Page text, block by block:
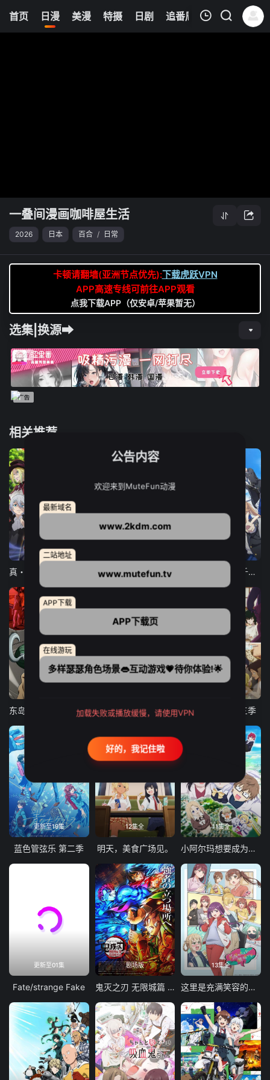
首页 日漫 美漫 特摄 日剧 追番周表 今日更新
8
一叠间漫画咖啡屋生活
2026 日本 百合 / 日常
卡顿请翻墙(亚洲节点优先):下载虎跃VPN
APP高速专线可前往APP观看
点我下载APP（仅安卓/苹果暂无）
选集|换源➡
相关推荐
12集全
东京猫猫 NEW～♡ 弹珠汽水瓶里的千岁同学
东岛丹三郎想成为假面骑士 古诺希亚 致不灭的你 第三季
更新至19集
蓝色管弦乐 第二季
12集全
明天，美食广场见。
11集全
小阿尔玛想要成为家人
更新至01集
Fate/strange Fake
剧场版
鬼灭之刃 无限城篇 第一章 猗窝座再袭
13集全
这里是充满笑容的职场。
公告内容
欢迎来到MuteFun动漫
最新域名
www.2kdm.com
二站地址
www.mutefun.tv
APP下载
APP下载页
在线游玩
多样瑟瑟角色场景👄互动游戏💗待你体验!🌟
加载失败或播放缓慢，请使用VPN
好的，我记住啦